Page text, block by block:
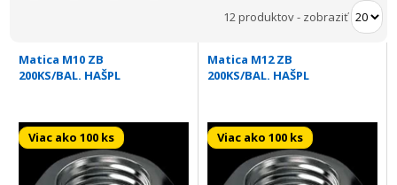
12 produktov- zobraziť
Matica M10 ZB
200KS/BAL. HAŠPL
Viac ako 100 ks
Matica M12 ZB
200KS/BAL. HAŠPL
Viac ako 100 ks